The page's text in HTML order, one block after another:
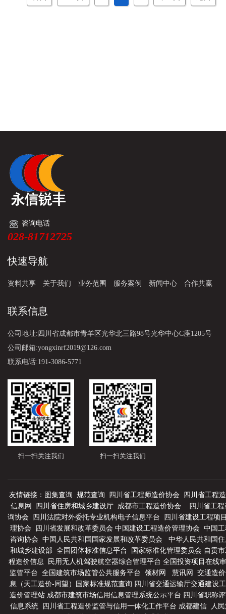
咨询电话
028-81712725
快速导航
资料共享 关于我们 业务范围 服务案例 新闻中心 合作共赢
联系信息
公司地址:四川省成都市青羊区光华北三路98号光华中心C座1205号
公司邮箱:yongxinrf2019@126.com
联系电话:191-3086-5771
扫一扫关注我们 扫一扫关注我们
友情链接： 图集查询 规范查询 四川省工程师造价协会
四川省工程
信息网
四川省住房和城乡建设厅 成都市工程造价协会
四川省工程
询协会
四川法院对外委托专业机构电子信息平台
四川省建设工程项
理协会
四川省发展和改革委员会 中国建设工程造价管理协会 中国
咨询协会 中国人民共和国国家发展和改革委员会
中华人民共和国
和城乡建设部 全国团体标准信息平台 国家标准化管理委员会 自贡
程造价信息
民用无人机驾驶航空器综合管理平台 全国投资项目在线
监管平台 全国建筑市场监管公共服务平台 领材网 慧讯网
交通造
息（天工造价-同望）
国家标准规范查询 四川省交通运输厅交通建设
造价管理站 成都市建筑市场信用信息管理系统公示平台 四川省职称
信息系统
四川省工程造价监管与信用一体化工作平台 成都建信
人